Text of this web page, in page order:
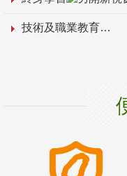
技術及職業教育